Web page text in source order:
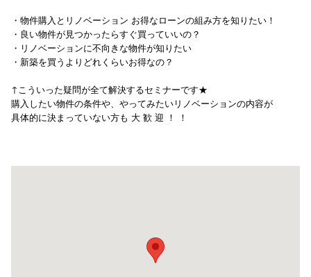
・物件購入とリノベーション お得なローンの組み方を知りたい！
・良い物件が見つかったらすぐ買っていいの？
・リノベーションに不向きな物件が知りたい
・新築を買うよりどれくらいお得なの？
↑こういった疑問が全て解決するセミナーです★
購入したい物件の条件や、やってみたいリノベーションの内容が
具体的に決まっていない方も 大 歓 迎 ！ ！